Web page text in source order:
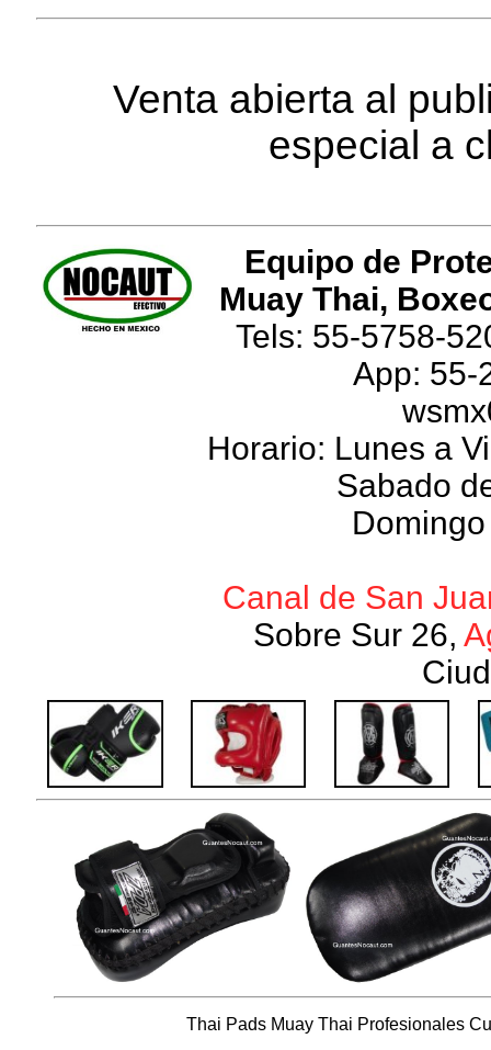
Venta abierta al
especial a
Equipo de
Muay Thai,
Tels: 55-5758-
App: 55-
Horario: Lunes a
Sabado
Canal de San
Sobre Sur 26,
Thai Pads Muay Thai Profesionales